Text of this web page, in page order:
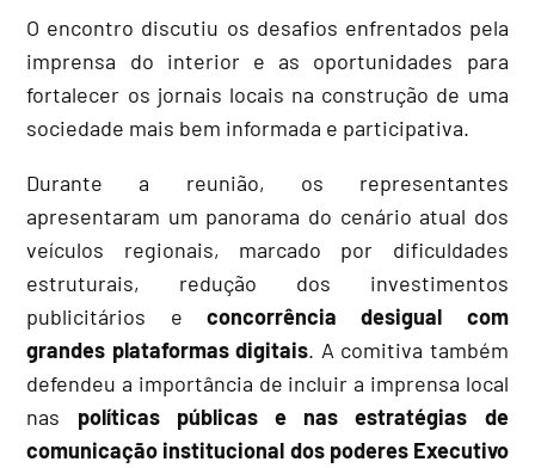
O encontro discutiu os desafios enfrentados pela
imprensa do interior e as oportunidades para
fortalecer os jornais locais na construção de uma
sociedade mais bem informada e participativa.
Durante a reunião, os representantes
apresentaram um panorama do cenário atual dos
veículos regionais, marcado por dificuldades
estruturais, redução dos investimentos
publicitários e concorrência desigual com
grandes plataformas digitais. A comitiva também
defendeu a importância de incluir a imprensa local
nas políticas públicas e nas estratégias de
comunicação institucional dos poderes Executivo